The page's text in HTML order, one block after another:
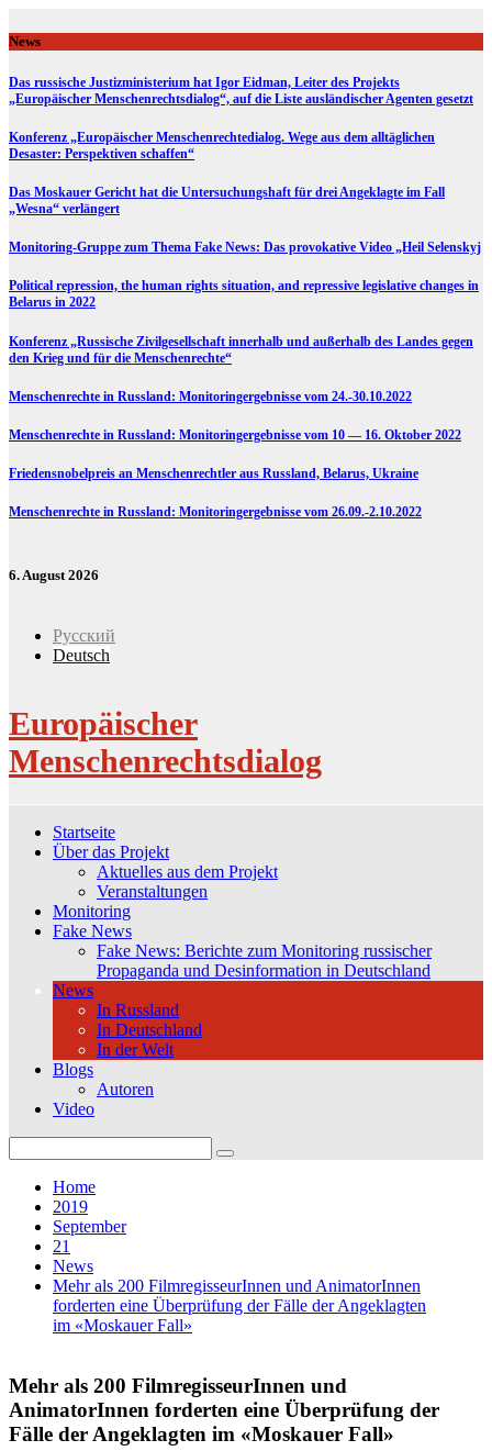
to
content
News
Das russische Justizministerium hat Igor Eidman, Leiter des Projekts
„Europäischer Menschenrechtsdialog“, auf die Liste ausländischer Agenten gesetzt
Konferenz „Europäischer Menschenrechtedialog. Wege aus dem alltäglichen
Desaster: Perspektiven schaffen“
Das Moskauer Gericht hat die Untersuchungshaft für drei Angeklagte im Fall
„Wesna“ verlängert
Monitoring-Gruppe zum Thema Fake News: Das provokative Video „Heil Selenskyj
Political repression, the human rights situation, and repressive legislative changes in
Belarus in 2022
Konferenz „Russische Zivilgesellschaft innerhalb und außerhalb des Landes gegen
den Krieg und für die Menschenrechte“
Menschenrechte in Russland: Monitoringergebnisse vom 24.-30.10.2022
Menschenrechte in Russland: Monitoringergebnisse vom 10 — 16. Oktober 2022
Friedensnobelpreis an Menschenrechtler aus Russland, Belarus, Ukraine
Menschenrechte in Russland: Monitoringergebnisse vom 26.09.-2.10.2022
6. August 2026
Русский
Deutsch
Europäischer
Menschenrechtsdialog
Startseite
Über das Projekt
Aktuelles aus dem Projekt
Veranstaltungen
Monitoring
Fake News
Fake News: Berichte zum Monitoring russischer
Propaganda und Desinformation in Deutschland
News
In Russland
In Deutschland
In der Welt
Blogs
Autoren
Video
for:
Home
2019
September
21
News
Mehr als 200 FilmregisseurInnen und AnimatorInnen
forderten eine Überprüfung der Fälle der Angeklagten
im «Moskauer Fall»
Mehr als 200 FilmregisseurInnen und
AnimatorInnen forderten eine Überprüfung der
Fälle der Angeklagten im «Moskauer Fall»